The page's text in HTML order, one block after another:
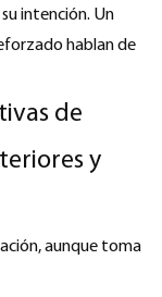
intención. Un
hablan de
de
y
aunque toma